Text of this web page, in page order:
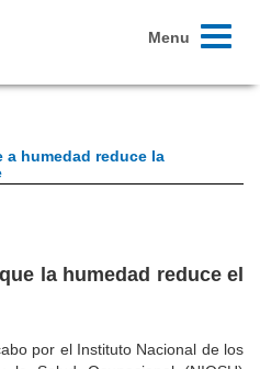
Toggle
Menu
a humedad reduce la
la humedad reduce el
por el Instituto Nacional de los